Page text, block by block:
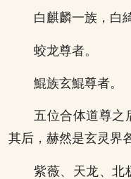
白麒麟一族，白
蛟龙尊者。
鯤族玄鯤尊者。
五位合体道尊之
其后，赫然是玄灵界
紫薇、天龙、